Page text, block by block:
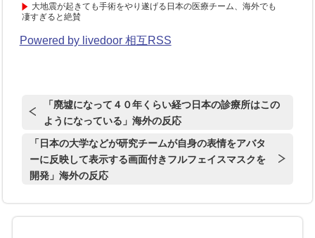
大地震が起きても手術をやり遂げる日本の医療チーム、海外でも
凄すぎると絶賛
Powered by livedoor 相互RSS
「廃墟になって４０年くらい経つ日本の診療所はこの
ようになっている」海外の反応
「日本の大学などが研究チームが自身の表情をアバタ
ーに反映して表示する画面付きフルフェイスマスクを
開発」海外の反応